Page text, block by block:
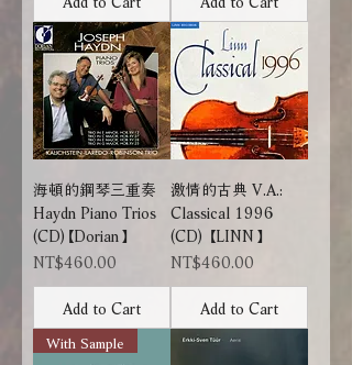
海頓的鋼琴三重奏
Haydn Piano Trios
(CD)【Dorian】
Price
NT$460.00
Add to Cart
激情的古典 V.A.:
Classical 1996
(CD) 【LINN】
Price
NT$460.00
Add to Cart
With Sample